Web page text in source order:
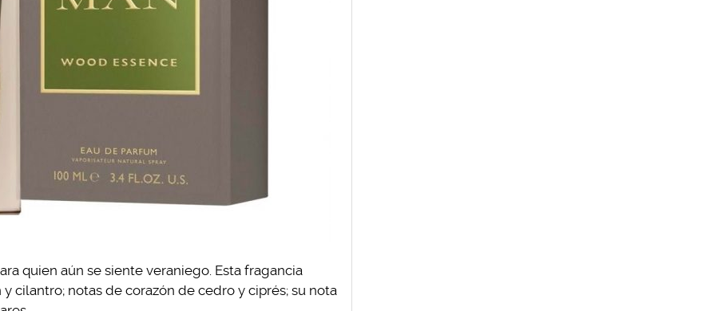
quien aún se siente veraniego. Esta fragancia
cilantro; notas de corazón de cedro y ciprés; su nota